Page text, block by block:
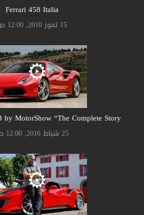
Ferrari 458 Italia
15 تموز 2010, 12:00 ص
MotorShow “The Complete Story”!
25 شباط 2016, 12:00 ص